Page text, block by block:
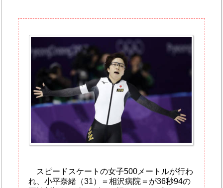
スピードスケートの女子500メートルが行わ
れ、小平奈緒（31）＝相沢病院＝が36秒94の